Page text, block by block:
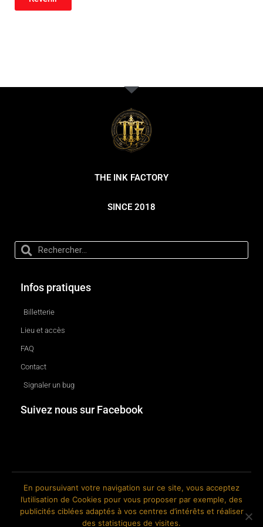
THE INK FACTORY
SINCE 2018
Infos pratiques
Billetterie
Lieu et accès
FAQ
Contact
Signaler un bug
Suivez nous sur Facebook
© 2018-2026 The Ink Factory. Site web réalisé par Roland CAUVIN.
En poursuivant votre navigation sur ce site, vous acceptez
l’utilisation de Cookies pour vous proposer par exemple, des
publicités ciblées adaptés à vos centres d’intérêts et réaliser
des statistiques de visites.